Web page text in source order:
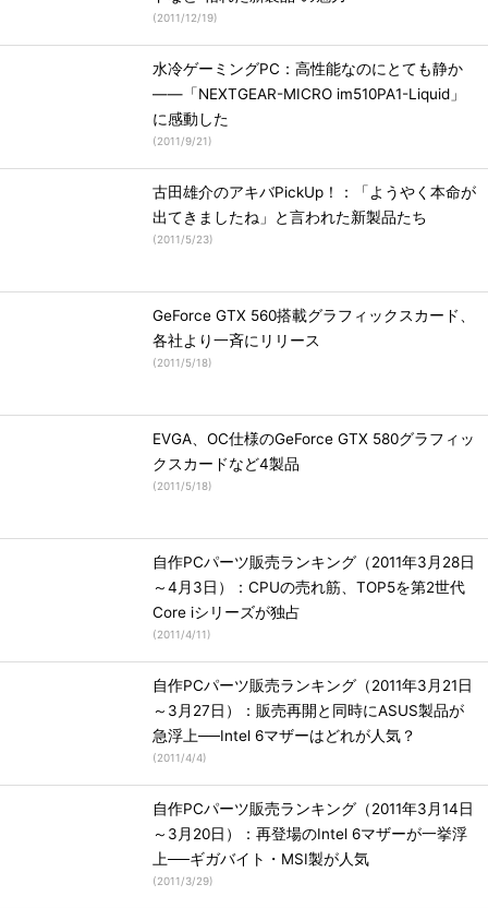
(2011/12/19)
水冷ゲーミングPC：高性能なのにとても静か
――「NEXTGEAR-MICRO im510PA1-Liquid」
に感動した
(2011/9/21)
古田雄介のアキバPickUp！：「ようやく本命が
出てきましたね」と言われた新製品たち
(2011/5/23)
GeForce GTX 560搭載グラフィックスカード、
各社より一斉にリリース
(2011/5/18)
EVGA、OC仕様のGeForce GTX 580グラフィッ
クスカードなど4製品
(2011/5/18)
自作PCパーツ販売ランキング（2011年3月28日
～4月3日）：CPUの売れ筋、TOP5を第2世代
Core iシリーズが独占
(2011/4/11)
自作PCパーツ販売ランキング（2011年3月21日
～3月27日）：販売再開と同時にASUS製品が
急浮上──Intel 6マザーはどれが人気？
(2011/4/4)
自作PCパーツ販売ランキング（2011年3月14日
～3月20日）：再登場のIntel 6マザーが一挙浮
上──ギガバイト・MSI製が人気
(2011/3/29)